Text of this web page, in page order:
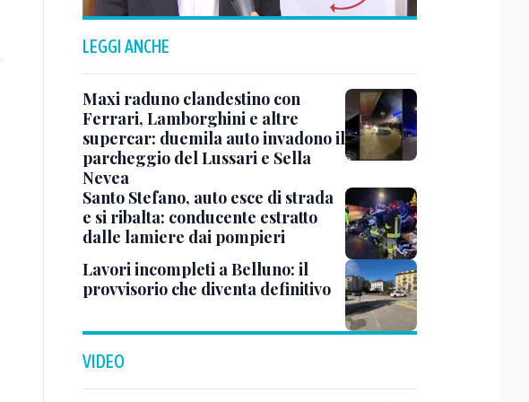
LEGGI ANCHE
Maxi raduno clandestino con
Ferrari, Lamborghini e altre
supercar: duemila auto invadono il
parcheggio del Lussari e Sella
Nevea
Santo Stefano, auto esce di strada
e si ribalta: conducente estratto
dalle lamiere dai pompieri
Lavori incompleti a Belluno: il
provvisorio che diventa definitivo
VIDEO